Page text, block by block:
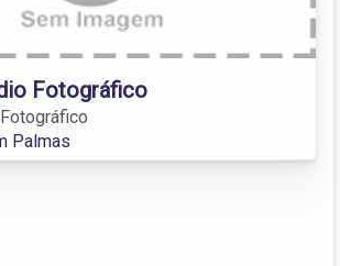
Fotográfico
Palmas